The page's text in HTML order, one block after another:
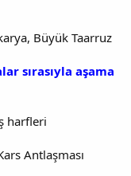
Büyük Taarruz
sırasıyla aşama
harfleri
Antlaşması